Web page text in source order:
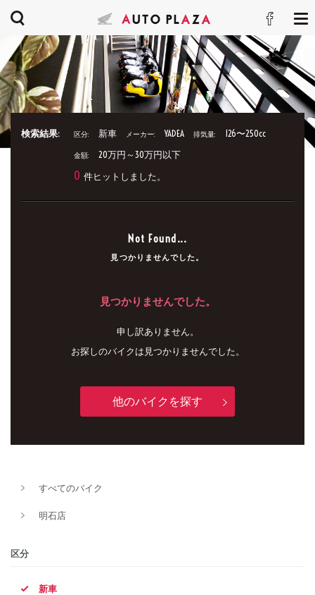
検索結果: 区分: 新車 メーカー: YADEA 排気量: 126〜250cc
金額: 20万円～30万円以下
0 件ヒットしました。
Not Found...
見つかりませんでした。
見つかりませんでした。
申し訳ありません。
お探しのバイクは見つかりませんでした。
他のバイクを探す
すべてのバイク
明石店
区分
新車